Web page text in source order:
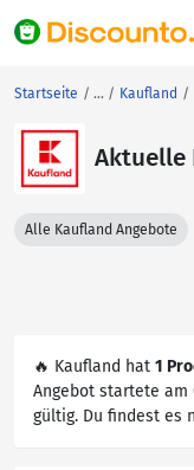
Startseite Kaufland
Aktuelle
Alle Kaufland Angebote
🔥 Kaufland hat 1
Angebot startete am
gültig. Du findest es